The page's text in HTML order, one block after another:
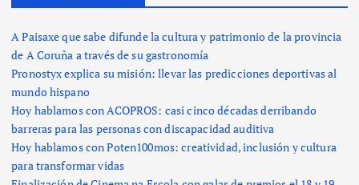
A Paisaxe que sabe difunde la cultura y patrimonio de la provincia
de A Coruña a través de su gastronomía
Pronostyx explica su misión: llevar las predicciones deportivas al
mundo hispano
Hoy hablamos con ACOPROS: casi cinco décadas derribando
barreras para las personas con discapacidad auditiva
Hoy hablamos con Poten100mos: creatividad, inclusión y cultura
para transformar vidas